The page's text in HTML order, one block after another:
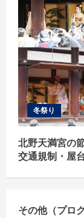
冬祭り
北野天満宮の
交通規制・屋
その他（プロ